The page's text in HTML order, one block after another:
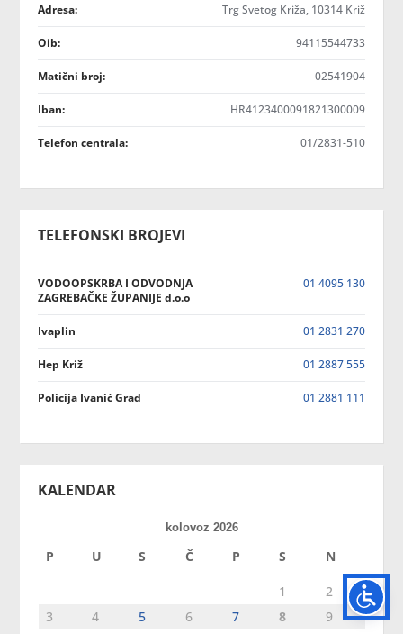
Adresa: Trg Svetog Križa, 10314 Križ
Oib: 94115544733
Matični broj: 02541904
Iban: HR4123400091821300009
Telefon centrala: 01/2831-510
TELEFONSKI BROJEVI
VODOOPSKRBA I ODVODNJA
ZAGREBAČKE ŽUPANIJE d.o.o
01 4095 130
Ivaplin 01 2831 270
Hep Križ 01 2887 555
Policija Ivanić Grad 01 2881 111
KALENDAR
kolovoz 2026
P U S Č P S N
1
2
3
4 5 6 7 8
9